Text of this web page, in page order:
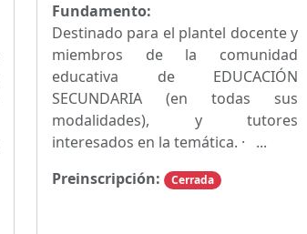
Fundamento:
Destinado para el plantel docente y
miembros de la comunidad
educativa de EDUCACIÓN
SECUNDARIA (en todas sus
modalidades), y tutores
interesados en la temática. · ...
Preinscripción:
Cerrada